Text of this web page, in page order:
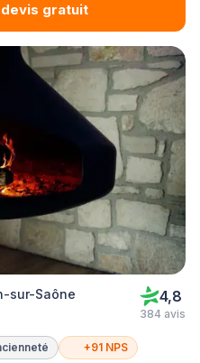
devis gratuit
sur-Saône 4,8
384 avis
+91 NPS